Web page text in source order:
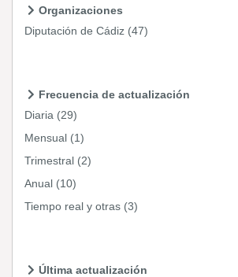
Organizaciones
Diputación de Cádiz (47)
Frecuencia de actualización
Diaria (29)
Mensual (1)
Trimestral (2)
Anual (10)
Tiempo real y otras (3)
Última actualización